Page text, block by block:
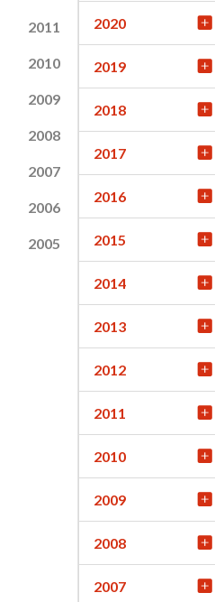
2011
2010
2009
2008
2007
2006
2005
2020
2019
2018
2017
2016
2015
2014
2013
2012
2011
2010
2009
2008
2007